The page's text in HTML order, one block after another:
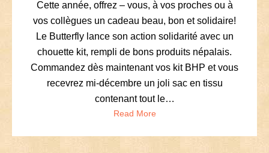
Cette année, offrez – vous, à vos proches ou à
vos collègues un cadeau beau, bon et solidaire!
Le Butterfly lance son action solidarité avec un
chouette kit, rempli de bons produits népalais.
Commandez dès maintenant vos kit BHP et vous
recevrez mi-décembre un joli sac en tissu
contenant tout le…
Read More